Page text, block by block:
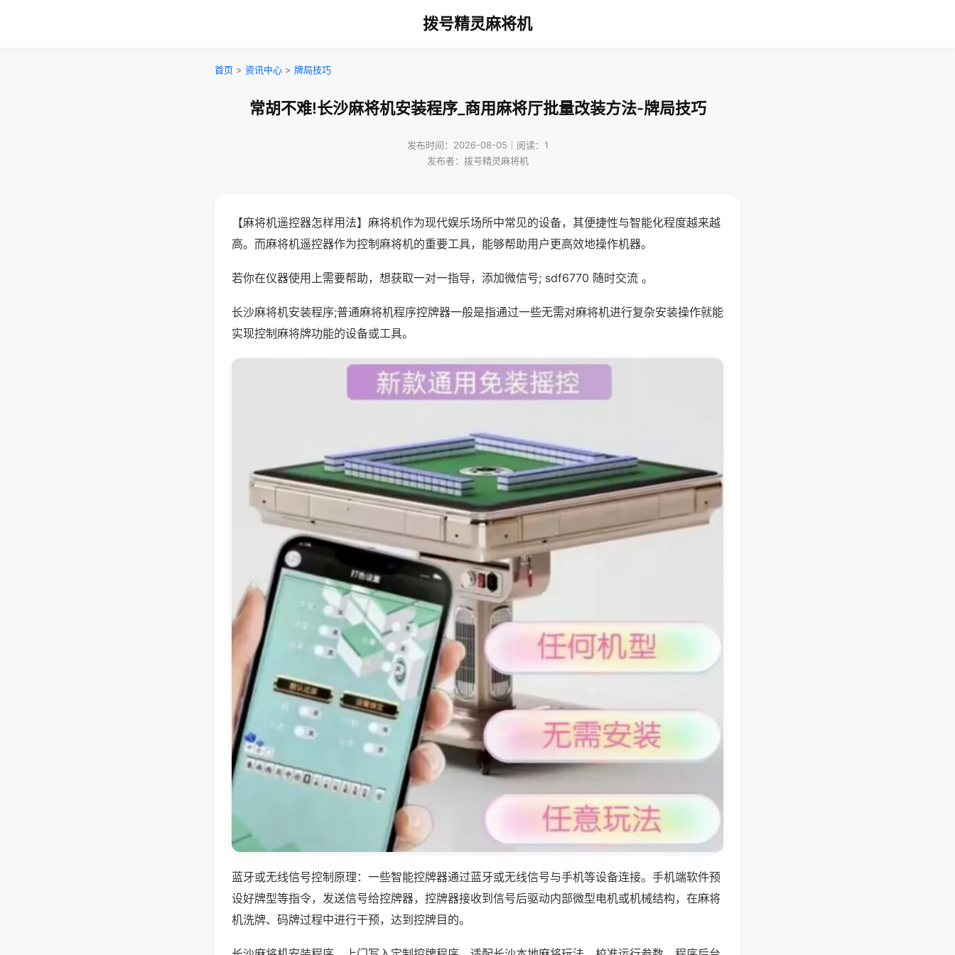
拨号精灵麻将机
首页 > 资讯中心 > 牌局技巧
常胡不难!长沙麻将机安装程序_商用麻将厅批量改装方法-牌局技巧
发布时间：2026-08-05｜阅读：1
发布者：拨号精灵麻将机
【麻将机遥控器怎样用法】麻将机作为现代娱乐场所中常见的设备，其便捷性与智能化程度越来越
高。而麻将机遥控器作为控制麻将机的重要工具，能够帮助用户更高效地操作机器。
若你在仪器使用上需要帮助，想获取一对一指导，添加微信号; sdf6770 随时交流 。
长沙麻将机安装程序;普通麻将机程序控牌器一般是指通过一些无需对麻将机进行复杂安装操作就能
实现控制麻将牌功能的设备或工具。
蓝牙或无线信号控制原理：一些智能控牌器通过蓝牙或无线信号与手机等设备连接。手机端软件预
设好牌型等指令，发送信号给控牌器，控牌器接收到信号后驱动内部微型电机或机械结构，在麻将
机洗牌、码牌过程中进行干预，达到控牌目的。